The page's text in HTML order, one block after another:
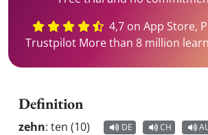
4,7 on App Store,
Trustpilot More than 8 million
Definition
zehn: ten (10) DE CH